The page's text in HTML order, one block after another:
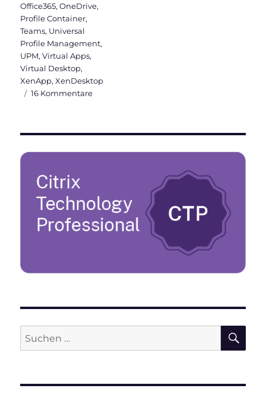
Office365,OneDrive,
Profile Container,
Teams, Universal
Profile Management,
UPM,Virtual Apps,
Virtual Desktop,
XenApp,XenDesktop
16 Kommentarezu
Citrix
Suchen
nach: